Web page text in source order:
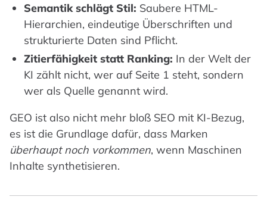
Semantik schlägt Stil: Saubere HTML-
Hierarchien, eindeutige Überschriften und
strukturierte Daten sind Pflicht.
Zitierfähigkeit statt Ranking: In der Welt der
KI zählt nicht, wer auf Seite 1 steht, sondern
wer als Quelle genannt wird.
GEO ist also nicht mehr bloß SEO mit KI-Bezug,
es ist die Grundlage dafür, dass Marken
überhaupt noch vorkommen, wenn Maschinen
Inhalte synthetisieren.